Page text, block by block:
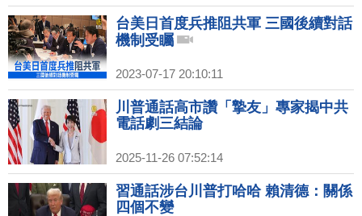
台美日首度兵推阻共軍 三國後續對話
機制受矚
2023-07-17 20:10:11
川普通話高市讚「摯友」專家揭中共
電話劇三結論
2025-11-26 07:52:14
習通話涉台川普打哈哈 賴清德：關係
四個不變